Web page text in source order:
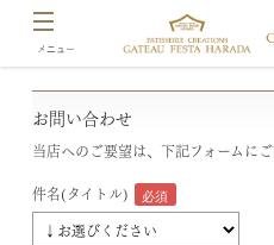
お問い合わせ
当店へのご要望は、下記フォームに
件名(タイトル)